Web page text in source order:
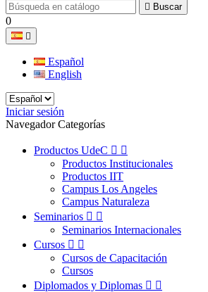
 Buscar
0

Español
English
Iniciar sesión
Navegador Categorías
Productos UdeC  
Productos Institucionales
Productos IIT
Campus Los Angeles
Campus Naturaleza
Seminarios  
Seminarios Internacionales
Cursos  
Cursos de Capacitación
Cursos
Diplomados y Diplomas  